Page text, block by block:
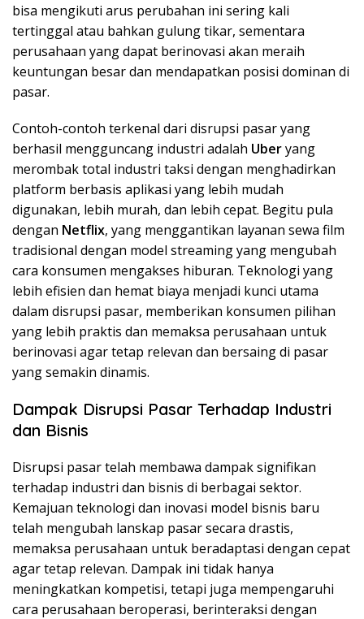
bisa mengikuti arus perubahan ini sering kali
tertinggal atau bahkan gulung tikar, sementara
perusahaan yang dapat berinovasi akan meraih
keuntungan besar dan mendapatkan posisi dominan di
pasar.
Contoh-contoh terkenal dari disrupsi pasar yang
berhasil mengguncang industri adalah Uberyang
merombak total industri taksi dengan menghadirkan
platform berbasis aplikasi yang lebih mudah
digunakan, lebih murah, dan lebih cepat. Begitu pula
dengan Netflix, yang menggantikan layanan sewa film
tradisional dengan model streaming yang mengubah
cara konsumen mengakses hiburan. Teknologi yang
lebih efisien dan hemat biaya menjadi kunci utama
dalam disrupsi pasar, memberikan konsumen pilihan
yang lebih praktis dan memaksa perusahaan untuk
berinovasi agar tetap relevan dan bersaing di pasar
yang semakin dinamis.
Dampak Disrupsi Pasar Terhadap Industri
dan Bisnis
Disrupsi pasar telah membawa dampak signifikan
terhadap industri dan bisnis di berbagai sektor.
Kemajuan teknologi dan inovasi model bisnis baru
telah mengubah lanskap pasar secara drastis,
memaksa perusahaan untuk beradaptasi dengan cepat
agar tetap relevan. Dampak ini tidak hanya
meningkatkan kompetisi, tetapi juga mempengaruhi
cara perusahaan beroperasi, berinteraksi dengan